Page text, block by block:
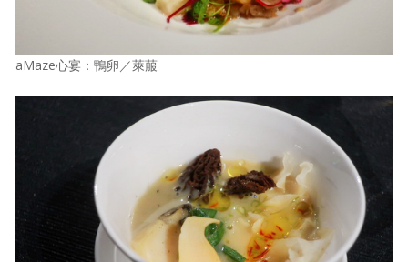
aMaze心宴：鴨卵／萊菔